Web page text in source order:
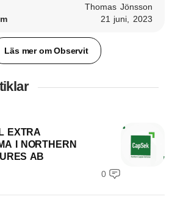
Thomas Jönsson
21 juni, 2023
Läs mer om Observit
EXTRA
I NORTHERN
AB
0